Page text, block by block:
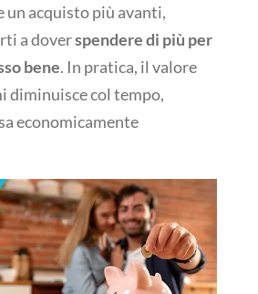
un acquisto più avanti,
a doverspendere di più per
bene. In pratica, il valore
diminuisce col tempo,
economicamente